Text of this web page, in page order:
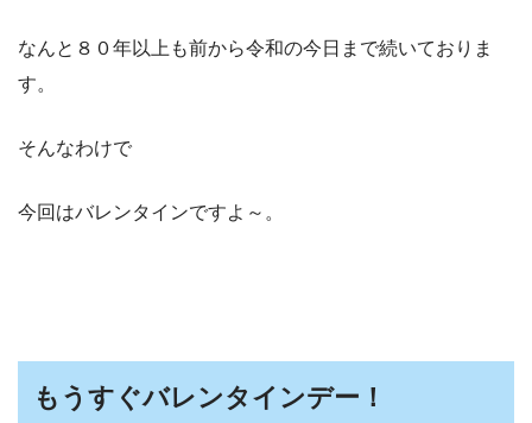
なんと８０年以上も前から令和の今日まで続いておりま
す。
そんなわけで
今回はバレンタインですよ～。
もうすぐバレンタインデー！